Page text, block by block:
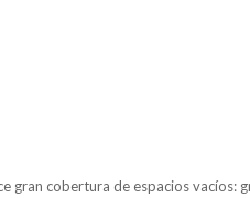
gran cobertura de espacios vacíos: